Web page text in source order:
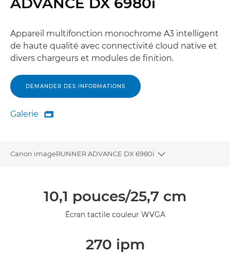
Appareil multifonction monochrome A3 intelligent
de haute qualité avec connectivité cloud native et
divers chargeurs et modules de finition.
DEMANDER DES INFORMATIONS
Galerie
Galerie

Canon imageRUNNER ADVANCE DX 6980i
Toggle
Caractéristiques10,1 pouces/25,7 cm
Écran tactile couleur WVGA
270 ipm